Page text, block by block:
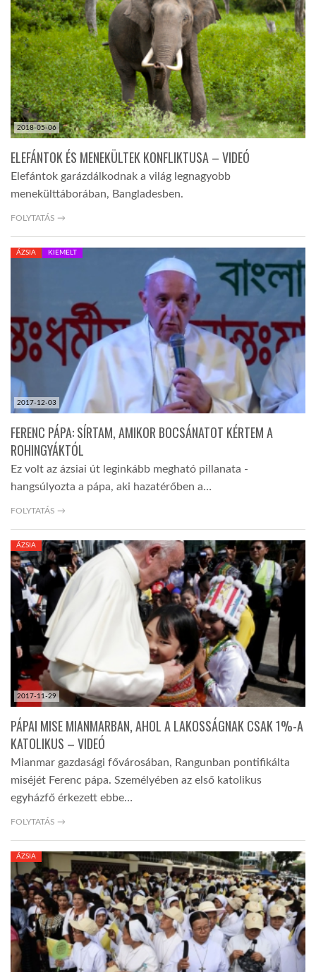
2018-05-06
ELEFÁNTOK ÉS MENEKÜLTEK KONFLIKTUSA – VIDEÓ
Elefántok garázdálkodnak a világ legnagyobb
menekülttáborában, Bangladesben.
FOLYTATÁS →
2017-12-03
ÁZSIA KIEMELT
FERENC PÁPA: SÍRTAM, AMIKOR BOCSÁNATOT KÉRTEM A
ROHINGYÁKTÓL
Ez volt az ázsiai út leginkább megható pillanata -
hangsúlyozta a pápa, aki hazatérőben a…
FOLYTATÁS →
2017-11-29
ÁZSIA
PÁPAI MISE MIANMARBAN, AHOL A LAKOSSÁGNAK CSAK 1%-A
KATOLIKUS – VIDEÓ
Mianmar gazdasági fővárosában, Rangunban pontifikálta
miséjét Ferenc pápa. Személyében az első katolikus
egyházfő érkezett ebbe…
FOLYTATÁS →
ÁZSIA